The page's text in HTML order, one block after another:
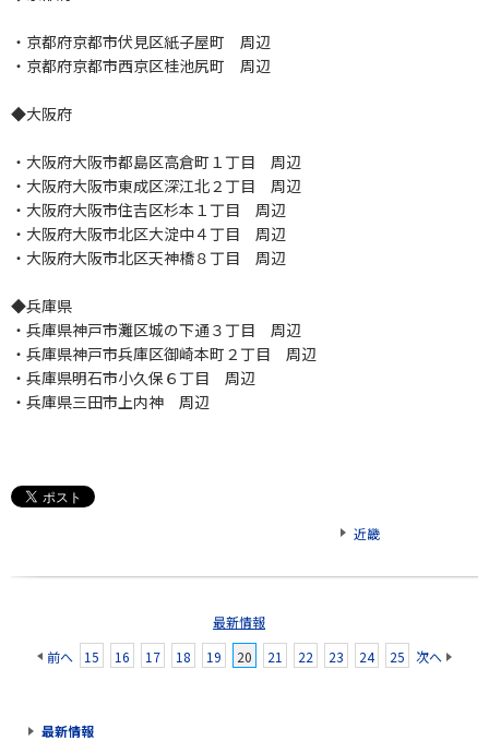
・京都府京都市伏見区紙子屋町 周辺
・京都府京都市西京区桂池尻町 周辺
◆大阪府
・大阪府大阪市都島区高倉町１丁目 周辺
・大阪府大阪市東成区深江北２丁目 周辺
・大阪府大阪市住吉区杉本１丁目 周辺
・大阪府大阪市北区大淀中４丁目 周辺
・大阪府大阪市北区天神橋８丁目 周辺
◆兵庫県
・兵庫県神戸市灘区城の下通３丁目 周辺
・兵庫県神戸市兵庫区御崎本町２丁目 周辺
・兵庫県明石市小久保６丁目 周辺
・兵庫県三田市上内神 周辺
近畿
最新情報
前へ
15 16 17 18 19 20 21 22 23 24 25 次へ
最新情報